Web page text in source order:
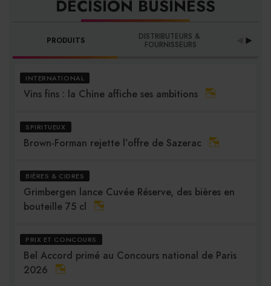
DÉCISION BUSINESS
PRODUITS DISTRIBUTEURS &
FOURNISSEURS
INTERNATIONAL
Vins fins : la Chine affiche ses ambitions
SPIRITUEUX
Brown-Forman rejette l’offre de Sazerac
BIÈRES & CIDRES
Grimbergen lance Cuvée Réserve, des bières en
bouteille 75 cl
PRIX ET CONCOURS
Bel Accord primé au Concours national de Paris
2026